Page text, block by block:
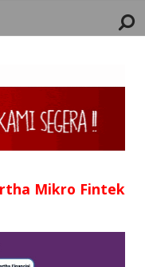
Mikro Fintek